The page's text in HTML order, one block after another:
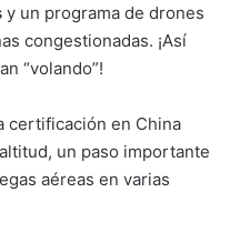
y un programa de drones
congestionadas. ¡Así
“volando”!
certificación en China
un paso importante
aéreas en varias